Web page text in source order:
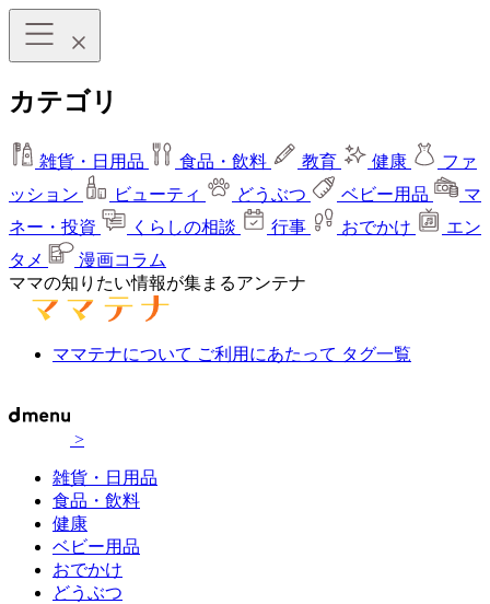
カテゴリ
雑貨・日用品 食品・飲料 教育 健康
ファ
ッション
ビューティ どうぶつ ベビー用品
マ
ネー・投資
くらしの相談 行事 おでかけ
エン
タメ
漫画コラム
ママの知りたい情報が集まるアンテナ
ママテナについて ご利用にあたって タグ一覧
>
雑貨・日用品
食品・飲料
健康
ベビー用品
おでかけ
どうぶつ